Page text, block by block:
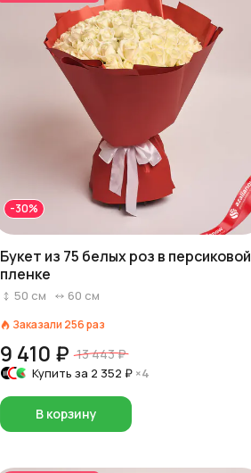
-30%
Букет из 75 белых роз в персиковой
пленке
50 см 60 см
Заказали 256раз
9 410 ₽ 13 443 ₽
Купить за 2 352 ₽ ×4
В корзину